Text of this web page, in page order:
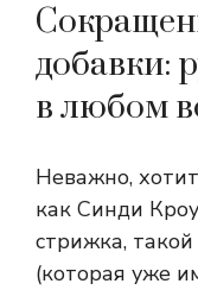
добавки:
в любом
Неважно,
как Синди
стрижка,
(которая уже